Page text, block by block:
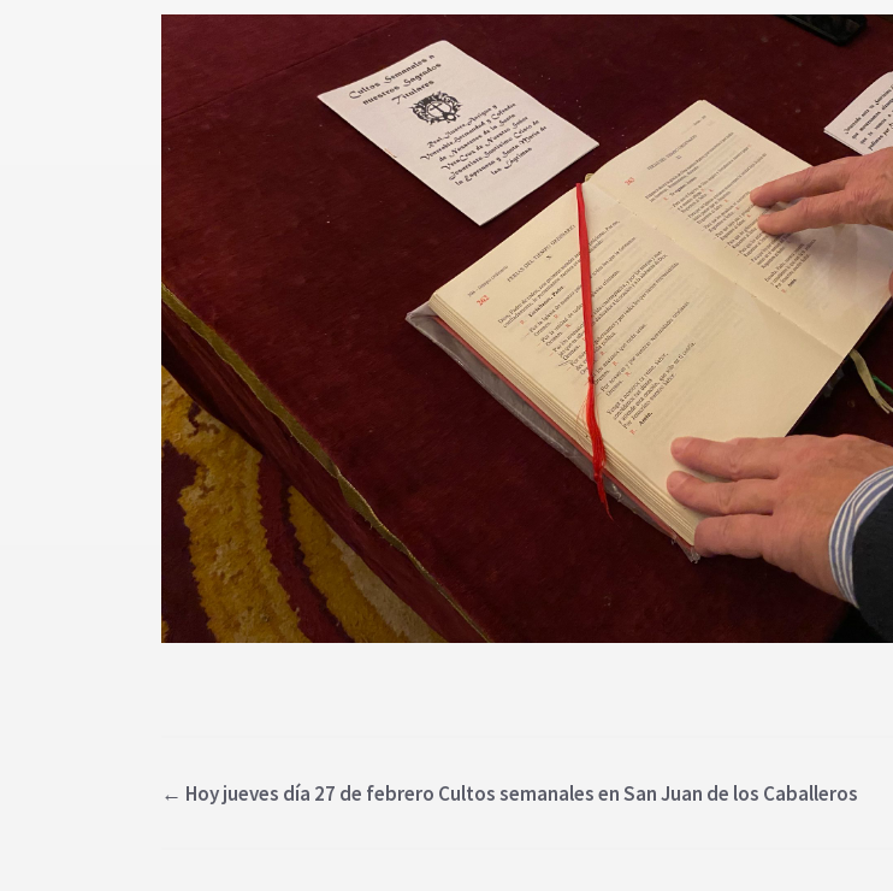
← Hoy jueves día 27 de febrero Cultos semanales en San Juan de los Caballeros